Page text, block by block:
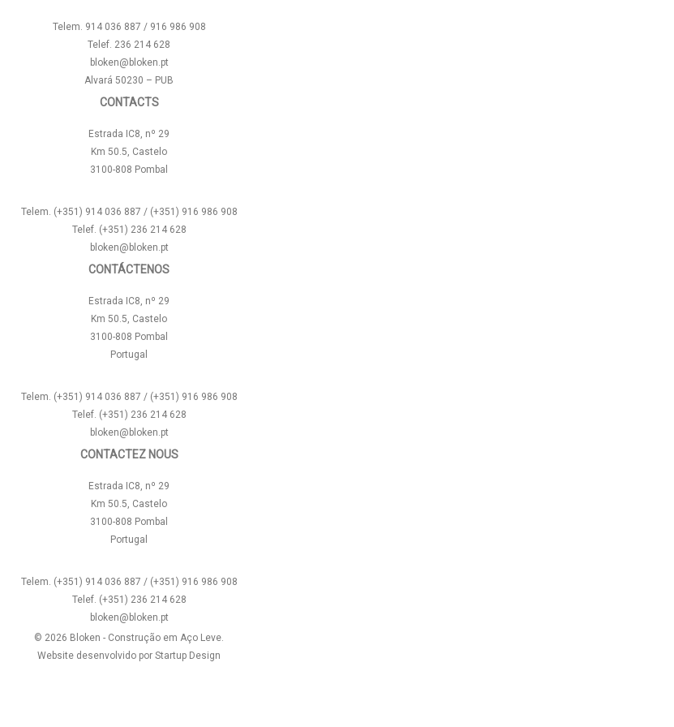
Telem. 914 036 887 / 916 986 908
Telef. 236 214 628
bloken@bloken.pt
Alvará 50230 – PUB
CONTACTS
Estrada IC8, nº 29
Km 50.5, Castelo
3100-808 Pombal
Telem. (+351) 914 036 887 / (+351) 916 986 908
Telef. (+351) 236 214 628
bloken@bloken.pt
CONTÁCTENOS
Estrada IC8, nº 29
Km 50.5, Castelo
3100-808 Pombal
Portugal
Telem. (+351) 914 036 887 / (+351) 916 986 908
Telef. (+351) 236 214 628
bloken@bloken.pt
CONTACTEZ NOUS
Estrada IC8, nº 29
Km 50.5, Castelo
3100-808 Pombal
Portugal
Telem. (+351) 914 036 887 / (+351) 916 986 908
Telef. (+351) 236 214 628
bloken@bloken.pt
© 2026 Bloken - Construção em Aço Leve.
Website desenvolvido por Startup Design